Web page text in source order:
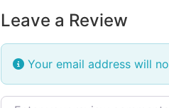
Leave a Review
Your email address will
Review text